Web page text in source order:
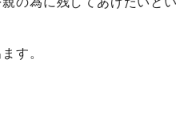
す。